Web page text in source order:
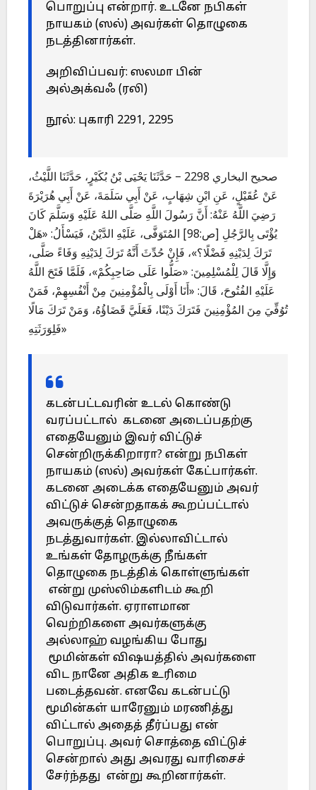
பொறுப்பு என்றார். உடனே நபிகள்
நாயகம் (ஸல்) அவர்கள் தொழுகை
நடத்தினார்கள்.
அறிவிப்பவர்: ஸலமா பின்
அல்அக்வஃ (ரலி)
நூல்: புகாரி 2291, 2295
صحيح البخاري 2298 – حَدَّثَنَا يَحْيَى بْنُ بُكَيْرٍ، حَدَّثَنَا اللَّيْثُ،
عَنْ عُقَيْلٍ، عَنِ ابْنِ شِهَابٍ، عَنْ أَبِي سَلَمَةَ، عَنْ أَبِي هُرَيْرَةَ
رَضِيَ اللَّهُ عَنْهُ: أَنَّ رَسُولَ اللَّهِ صَلَّى اللهُ عَلَيْهِ وَسَلَّمَ كَانَ
يُؤْتَى بِالرَّجُلِ [ص:98] المُتَوَفَّى، عَلَيْهِ الدَّيْنُ، فَيَسْأَلُ: «هَلْ
تَرَكَ لِدَيْنِهِ فَضْلًا؟»، فَإِنْ حُدِّثَ أَنَّهُ تَرَكَ لِدَيْنِهِ وَفَاءً صَلَّى،
وَإِلَّا قَالَ لِلْمُسْلِمِينَ: «صَلُّوا عَلَى صَاحِبِكُمْ»، فَلَمَّا فَتَحَ اللَّهُ
عَلَيْهِ الفُتُوحَ، قَالَ: «أَنَا أَوْلَى بِالْمُؤْمِنِينَ مِنْ أَنْفُسِهِمْ، فَمَنْ
تُوُفِّيَ مِنَ المُؤْمِنِينَ فَتَرَكَ دَيْنًا، فَعَلَيَّ قَضَاؤُهُ، وَمَنْ تَرَكَ مَالًا
فَلِوَرَثَتِهِ»
கடன்பட்டவரின் உடல் கொண்டு
வரப்பட்டால் கடனை அடைப்பதற்கு
எதையேனும் இவர் விட்டுச்
சென்றிருக்கிறாரா? என்று நபிகள்
நாயகம் (ஸல்) அவர்கள் கேட்பார்கள்.
கடனை அடைக்க எதையேனும் அவர்
விட்டுச் சென்றதாகக் கூறப்பட்டால்
அவருக்குத் தொழுகை
நடத்துவார்கள். இல்லாவிட்டால்
உங்கள் தோழருக்கு நீங்கள்
தொழுகை நடத்திக் கொள்ளுங்கள்
என்று முஸ்லிம்களிடம் கூறி
விடுவார்கள். ஏராளமான
வெற்றிகளை அவர்களுக்கு
அல்லாஹ் வழங்கிய போது
மூமின்கள் விஷயத்தில் அவர்களை
விட நானே அதிக உரிமை
படைத்தவன். எனவே கடன்பட்டு
மூமின்கள் யாரேனும் மரணித்து
விட்டால் அதைத் தீர்ப்பது என்
பொறுப்பு. அவர் சொத்தை விட்டுச்
சென்றால் அது அவரது வாரிசைச்
சேர்ந்தது என்று கூறினார்கள்.